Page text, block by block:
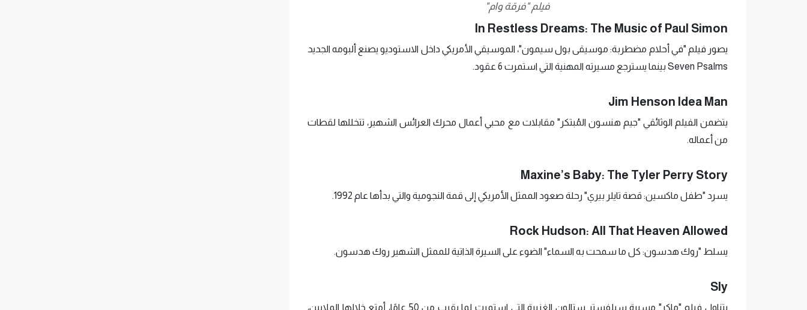
فيلم "فرقة وام"
In Restless Dreams: The Music of Paul Simon
يصور فيلم "في أحلام مضطربة: موسيقى بول سيمون"، الموسيقي الأمريكي داخل الاستوديو يصنع ألبومه الجديد
Seven Psalms بينما يسترجع مسيرته المهنية التي استمرت 6 عقود.
Jim Henson Idea Man
يتضمن الفيلم الوثائقي "جيم هنسون المُبتكر" مقابلات مع محبي أعمال محرك العرائس الشهير، تتخللها لقطات
من أعماله.
Maxine’s Baby: The Tyler Perry Story
يسرد "طفل ماكسين: قصة تايلر بيري" رحلة صعود الممثل الأمريكي إلى قمة النجومية والتي بدأها عام 1992.
Rock Hudson: All That Heaven Allowed
يسلط "روك هدسون: كل ما سمحت به السماء" الضوء على السيرة الذاتية للممثل الشهير روك هدسون.
Sly
يتناول فيلم "ماكر" مسيرة سيلفستر ستالون الغزيرة التي استمرت لما يقرب من 50 عامًا، أمتع خلالها الملايين،